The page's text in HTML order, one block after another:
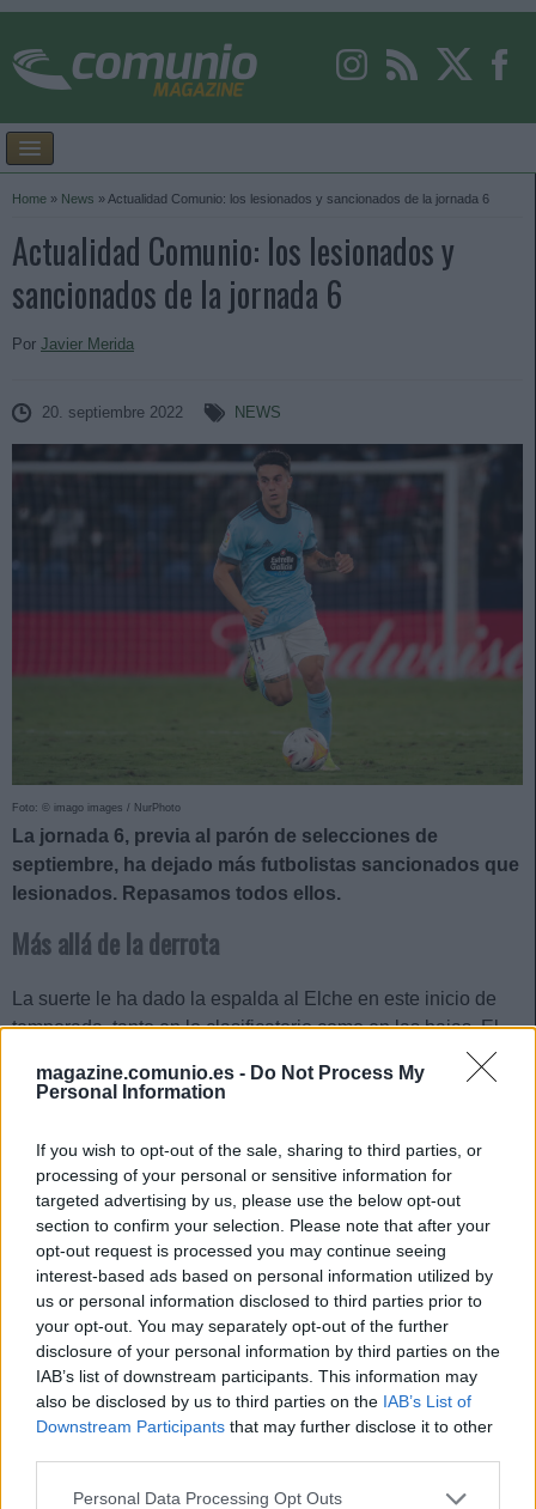
magazine.comunio.es - Do Not Process My
Personal Information
If you wish to opt-out of the sale, sharing to third parties, or
processing of your personal or sensitive information for
targeted advertising by us, please use the below opt-out
section to confirm your selection. Please note that after your
opt-out request is processed you may continue seeing
interest-based ads based on personal information utilized by
us or personal information disclosed to third parties prior to
your opt-out. You may separately opt-out of the further
disclosure of your personal information by third parties on the
IAB’s list of downstream participants. This information may
also be disclosed by us to third parties on the IAB’s List of
Downstream Participants that may further disclose it to other
Please note that this website/app uses one or more Google
Personal Data Processing Opt Outs
Home » News » Actualidad Comunio: los lesionados y sancionados de la jornada 6
Actualidad Comunio: los lesionados y
sancionados de la jornada 6
Por Javier Merida
20. septiembre 2022 NEWS
Foto: © imago images / NurPhoto
La jornada 6, previa al parón de selecciones de
septiembre, ha dejado más futbolistas sancionados que
lesionados. Repasamos todos ellos.
Más allá de la derrota
La suerte le ha dado la espalda al Elche en este inicio de
temporada, tanto en lo clasificatorio como en las bajas. El
sábado jugó en el Camp Nou con las ausencias de Lirola,
Pere Milla y Omar Mascarell y en el partido ante los
Gonzalo Verdú por sanción.
El central sufre una microrrotura fibrilar y es seria duda para
la jornada 7, en la que el Elche se medirá al Rayo.
Francisco debería recuperar para ese partido al resto de
lesionados.
Molestias de Cömert
Cuando todo estaba saliendo a pedir de boca para el
conjunto che contra el Celta, la mala suerte se cebó con
Eray Cömert. El central suizo fue titular en el encuentro,
pero unos problemas físicos hicieron que tuviera que
retirarse del terreno de juego en el minuto 84. Gattuso